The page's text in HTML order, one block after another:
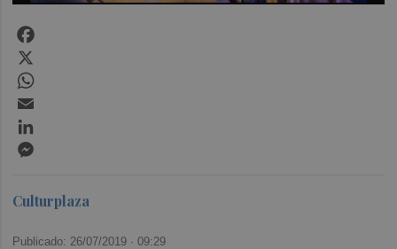
Culturplaza
Publicado: 26/07/2019 ·09:29